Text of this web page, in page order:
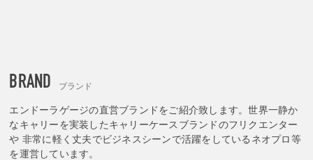
BRAND ブランド
エンドーラゲージの直営ブランドをご紹介致します。世界一静か
なキャリーを実装したキャリーケースブランドのフリクエンター
や 非常に軽く丈夫でビジネスシーンで活躍をしているネオプロ等
を運営しています。